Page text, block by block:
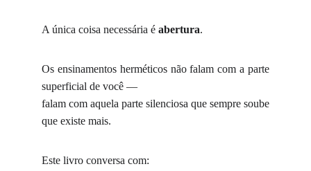
A única coisa necessária é abertura.
Os ensinamentos herméticos não falam com a parte
superficial de você —
falam com aquela parte silenciosa que sempre soube
que existe mais.
Este livro conversa com: